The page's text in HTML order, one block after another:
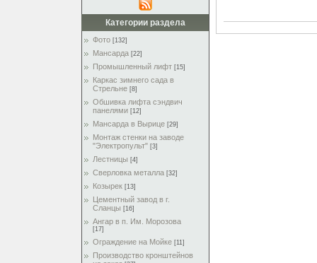
Категории раздела
Фото [132]
Мансарда [22]
Промышленный лифт [15]
Каркас зимнего сада в
Стрельне [8]
Обшивка лифта сэндвич
панелями [12]
Мансарда в Вырице [29]
Монтаж стенки на заводе
"Электропульт" [3]
Лестницы [4]
Сверловка металла [32]
Козырек [13]
Цементный завод в г.
Сланцы [16]
Ангар в п. Им. Морозова
[17]
Ограждение на Мойке [11]
Производство кронштейнов